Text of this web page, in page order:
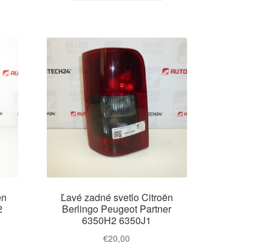
Ľavé zadné svetlo Citroën
Berlingo Peugeot Partner
6350H2 6350J1
€20,00